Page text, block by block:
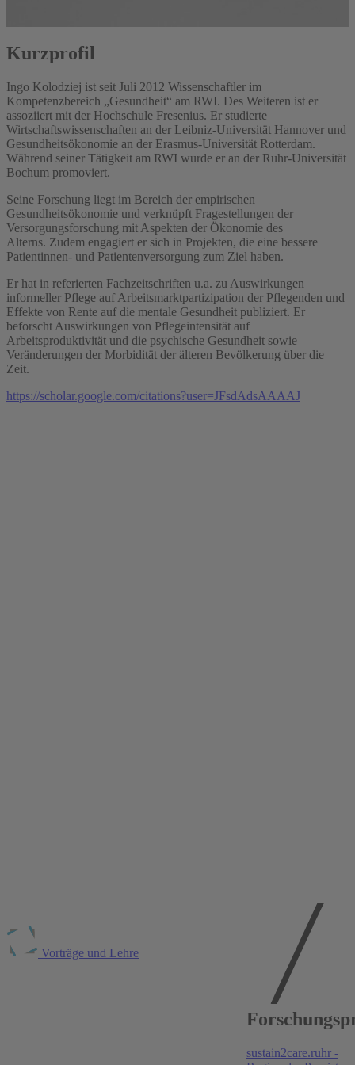
Kurzprofil
Ingo Kolodziej ist seit Juli 2012 Wissenschaftler im
Kompetenzbereich „Gesundheit“ am RWI. Des Weiteren ist er
assoziiert mit der Hochschule Fresenius. Er studierte
Wirtschaftswissenschaften an der Leibniz-Universität Hannover und
Gesundheitsökonomie an der Erasmus-Universität Rotterdam.
Während seiner Tätigkeit am RWI wurde er an der Ruhr-Universität
Bochum promoviert.
Seine Forschung liegt im Bereich der empirischen
Gesundheitsökonomie und verknüpft Fragestellungen der
Versorgungsforschung mit Aspekten der Ökonomie des
Alterns. Zudem engagiert er sich in Projekten, die eine bessere
Patientinnen- und Patientenversorgung zum Ziel haben.
Er hat in referierten Fachzeitschriften u.a. zu Auswirkungen
informeller Pflege auf Arbeitsmarktpartizipation der Pflegenden und
Effekte von Rente auf die mentale Gesundheit publiziert. Er
beforscht Auswirkungen von Pflegeintensität auf
Arbeitsproduktivität und die psychische Gesundheit sowie
Veränderungen der Morbidität der älteren Bevölkerung über die
Zeit.
https://scholar.google.com/citations?user=JFsdAdsAAAAJ
sustain2care.ruhr -
Vorträge und Lehre